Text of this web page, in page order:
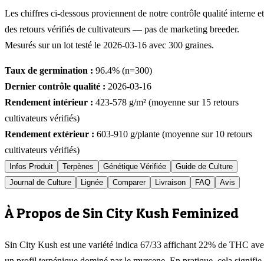
Les chiffres ci-dessous proviennent de notre contrôle qualité interne et
des retours vérifiés de cultivateurs — pas de marketing breeder.
Mesurés sur un lot testé le 2026-03-16 avec 300 graines.
Taux de germination : 96.4% (n=300)
Dernier contrôle qualité : 2026-03-16
Rendement intérieur : 423-578 g/m² (moyenne sur 15 retours
cultivateurs vérifiés)
Rendement extérieur : 603-910 g/plante (moyenne sur 10 retours
cultivateurs vérifiés)
Infos Produit Terpènes Génétique Vérifiée
Guide de Culture
Journal de Culture
Lignée Comparer Livraison FAQ Avis
À Propos de Sin City Kush Feminized
Sin City Kush est une variété indica 67/33 affichant 22% de THC